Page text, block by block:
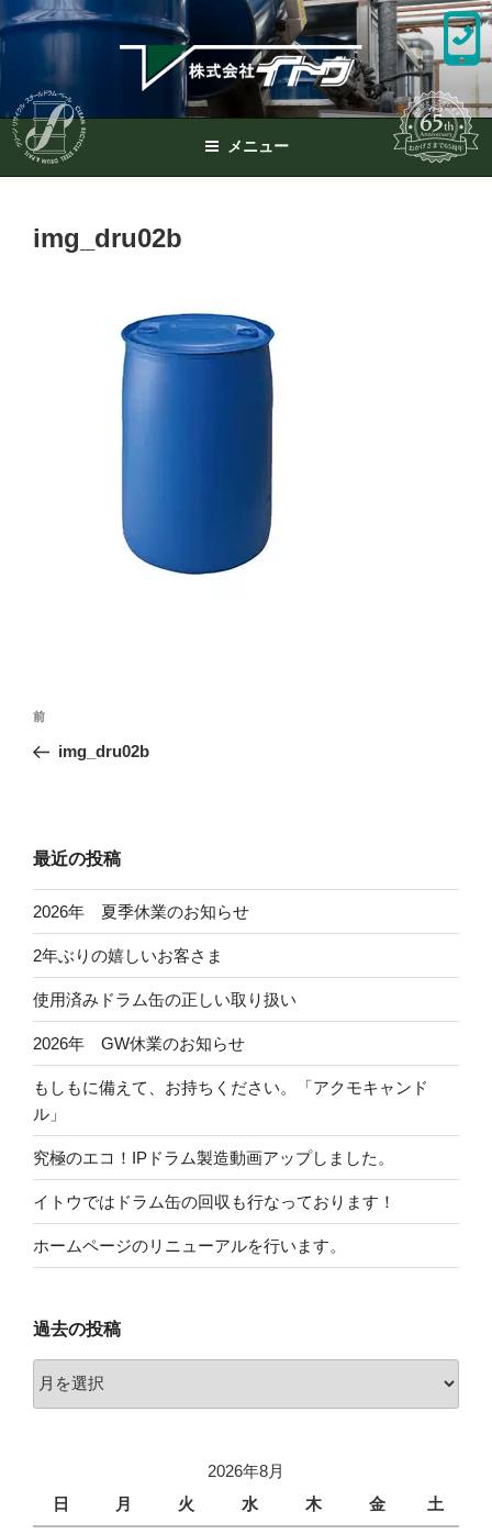
ン
ツ
へ
メニュー
img_dru02b
投
ナ
ー
シ
ョ
ン
前
の
前
img_dru02b
最近の投稿
2026年 夏季休業のお知らせ
2年ぶりの嬉しいお客さま
使用済みドラム缶の正しい取り扱い
2026年 GW休業のお知らせ
もしもに備えて、お持ちください。「アクモキャンド
ル」
究極のエコ！IPドラム製造動画アップしました。
イトウではドラム缶の回収も行なっております！
ホームページのリニューアルを行います。
過去の投稿
去
2026年8月
日
月 火 水 木 金 土